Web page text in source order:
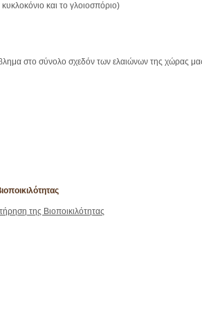
και το γλοιοσπόριο)
στο σύνολο σχεδόν των ελαιώνων της χώρας
της Βιοποικιλότητας